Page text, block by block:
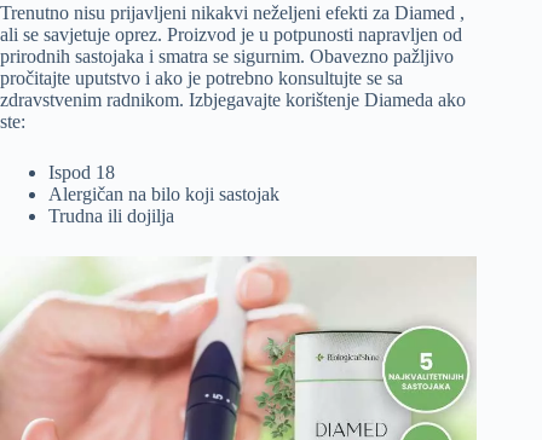
Trenutno nisu prijavljeni nikakvi neželjeni efekti za Diamed ,
ali se savjetuje oprez. Proizvod je u potpunosti napravljen od
prirodnih sastojaka i smatra se sigurnim. Obavezno pažljivo
pročitajte uputstvo i ako je potrebno konsultujte se sa
zdravstvenim radnikom. Izbjegavajte korištenje Diameda ako
ste:
Ispod 18
Alergičan na bilo koji sastojak
Trudna ili dojilja